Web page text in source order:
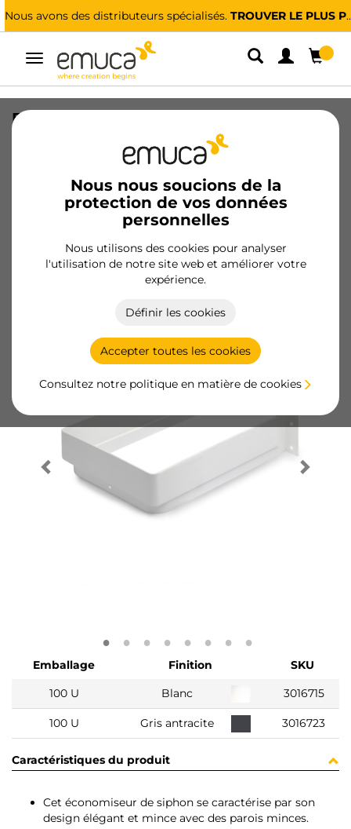
Nous avons des distributeurs spécialisés.TROUVER LE PLUS PROCHE
Alterner
navigation
Nous nous soucions de la
protection de vos données
personnelles
Nous utilisons des cookies pour analyser
l'utilisation de notre site web et améliorer votre
expérience.
Définir les cookies
Accepter toutes les cookies
Consultez notre politique en matière de cookies
Economiseur de siphon H56
rectangulaire fin pour tiroir, Plastique,
3016715/EAN 8432393305158
Fiche produit
Emballage Finition
SKU
100 U
Blanc 3016715
100 U Gris antracite 3016723
Caractéristiques du produit
Cet économiseur de siphon se caractérise par son
design élégant et mince avec des parois minces.